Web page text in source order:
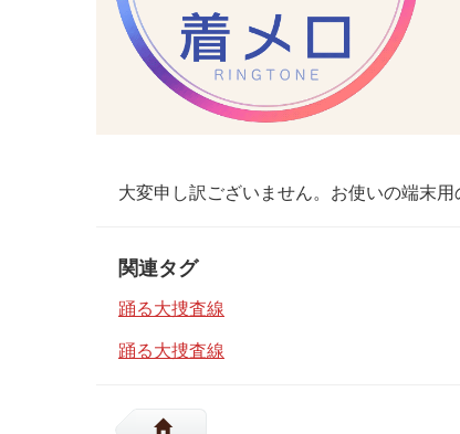
大変申し訳ございません。お使いの端末
関連タグ
踊る大捜査線
踊る大捜査線